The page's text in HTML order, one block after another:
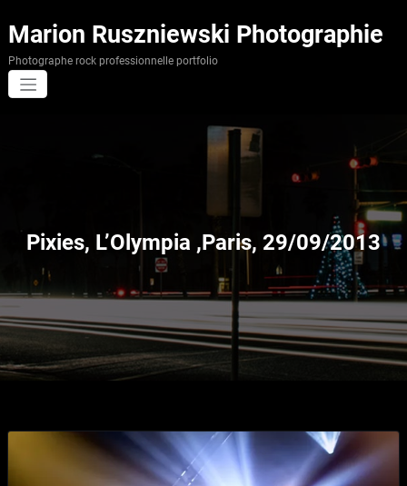
au
contenu
Marion Ruszniewski Photographie
Photographe rock professionnelle portfolio
Pixies, L’Olympia ,Paris, 29/09/2013